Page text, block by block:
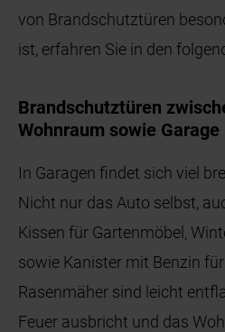
von Brandschutztüren
ist, erfahren Sie in den
Brandschutztüren
Wohnraum sowie
In Garagen findet sich viel
Nicht nur das Auto selbst,
Kissen für Gartenmöbel,
sowie Kanister mit Benzin
Rasenmäher sind leicht
Feuer ausbricht und das